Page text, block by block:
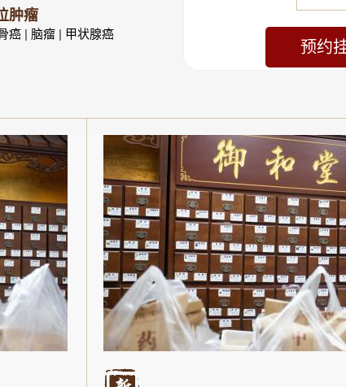
肿瘤
癌 | 脑瘤 | 甲状腺癌